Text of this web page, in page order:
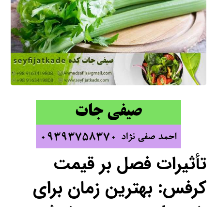
تأثیرات فصل بر قیمت
کرفس: بهترین زمان برای